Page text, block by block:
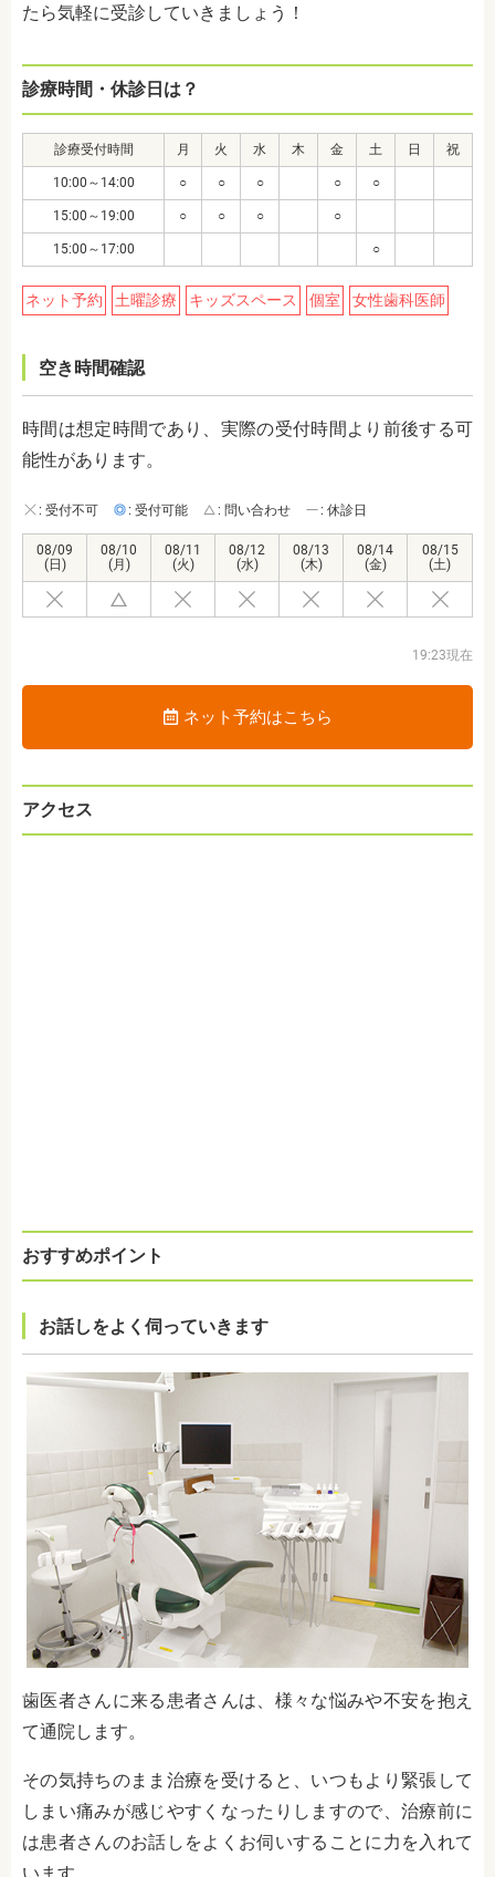
たら気軽に受診していきましょう！
診療時間・休診日は？
診療受付時間 月 火 水 木 金 土 日 祝
10:00～14:00 ○ ○ ○ ○ ○
15:00～19:00 ○ ○ ○ ○
15:00～17:00 ○
ネット予約 土曜診療 キッズスペース 個室 女性歯科医師
空き時間確認
時間は想定時間であり、実際の受付時間より前後する可
能性があります。
: 受付不可 : 受付可能 : 問い合わせ : 休診日
08/09
(日)
08/10
(月)
08/11
(火)
08/12
(水)
08/13
(木)
08/14
(金)
08/15
(土)
19:23現在
ネット予約はこちら
アクセス
おすすめポイント
お話しをよく伺っていきます
歯医者さんに来る患者さんは、様々な悩みや不安を抱え
て通院します。
その気持ちのまま治療を受けると、いつもより緊張して
しまい痛みが感じやすくなったりしますので、治療前に
は患者さんのお話しをよくお伺いすることに力を入れて